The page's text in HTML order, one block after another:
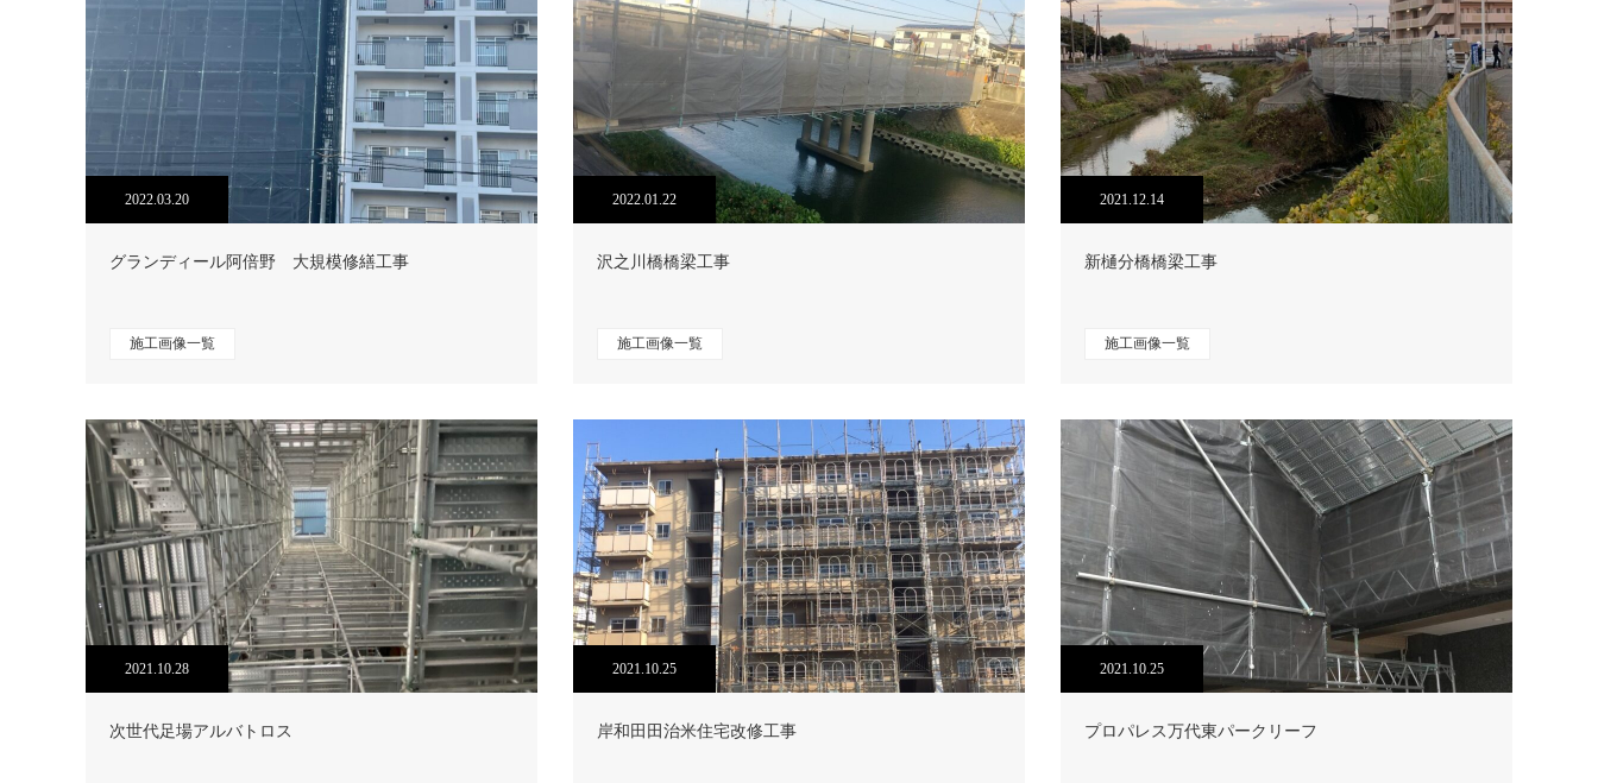
2022.03.20
グランディール阿倍野 大規模修繕工事
施工画像一覧
2022.01.22
沢之川橋橋梁工事
施工画像一覧
2021.12.14
新樋分橋橋梁工事
施工画像一覧
2021.10.28
次世代足場アルバトロス
2021.10.25
岸和田田治米住宅改修工事
2021.10.25
プロパレス万代東パークリーフ